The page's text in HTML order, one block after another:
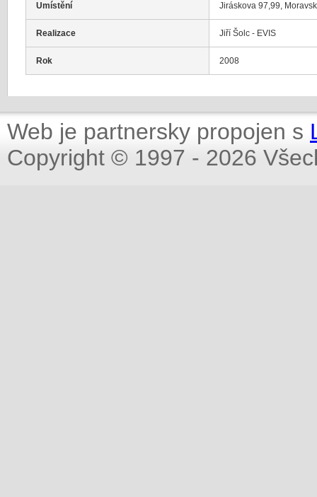
Umístění Jiráskova 97,99,
Realizace Jiří Šolc - EVIS
Rok 2008
Web je partnersky propojen s
Copyright © 1997 - 2026